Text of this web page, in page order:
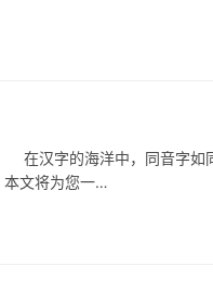
字的海洋中，同音字如同
本文将为您一…